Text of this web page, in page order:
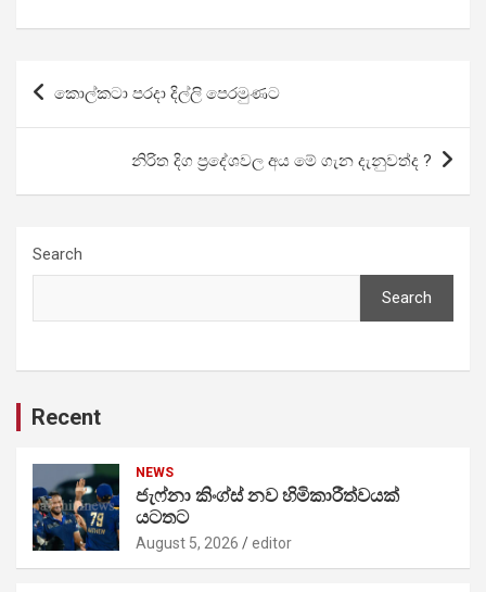
Post
navigation
කොල්කටා පරදා දිල්ලි පෙරමුණට
නිරිත දිග ප්‍රදේශවල අය මේ ගැන දැනුවත්ද ?
Search
Search
Recent
NEWS
ජැෆ්නා කිංග්ස් නව හිමිකාරීත්වයක්
යටතට
August 5, 2026 editor